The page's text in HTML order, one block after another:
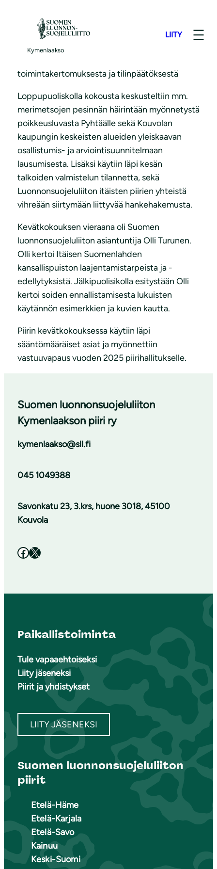
Kymenlaakso
LIITY
Suomen luonnonsuojeluliiton Kymenlaakson
piirin hallituksen maaliskuun kokouksen
alkupuoliskolla valmisteltiin kevätkokouksen
toimintakertomuksesta ja tilinpäätöksestä
Loppupuoliskolla kokousta keskusteltiin mm.
merimetsojen pesinnän häirintään myönnetystä
poikkeusluvasta Pyhtäälle sekä Kouvolan
kaupungin keskeisten alueiden yleiskaavan
osallistumis- ja arviointisuunnitelmaan
lausumisesta. Lisäksi käytiin läpi kesän
talkoiden valmistelun tilannetta, sekä
Luonnonsuojeluliiton itäisten piirien yhteistä
vihreään siirtymään liittyvää hankehakemusta.
Kevätkokouksen vieraana oli Suomen
luonnonsuojeluliiton asiantuntija Olli Turunen.
Olli kertoi Itäisen Suomenlahden
kansallispuiston laajentamistarpeista ja -
edellytyksistä. Jälkipuolisikolla esitystään Olli
kertoi soiden ennallistamisesta lukuisten
käytännön esimerkkien ja kuvien kautta.
Piirin kevätkokouksessa käytiin läpi
sääntömääräiset asiat ja myönnettiin
vastuuvapaus vuoden 2025 piirihallitukselle.
Suomen luonnonsuojeluliiton
Kymenlaakson piiri ry
kymenlaakso@sll.fi
045 1049388
Savonkatu 23, 3.krs, huone 3018, 45100
Kouvola
Facebook X
Paikallistoiminta
Tule vapaaehtoiseksi
Liity jäseneksi
Piirit ja yhdistykset
LIITY JÄSENEKSI
Suomen luonnonsuojeluliiton
piirit
Etelä-Häme
Etelä-Karjala
Etelä-Savo
Kainuu
Keski-Suomi